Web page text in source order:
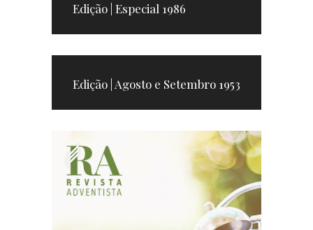
Edição | Especial 1986
Edição | Agosto e Setembro 1953